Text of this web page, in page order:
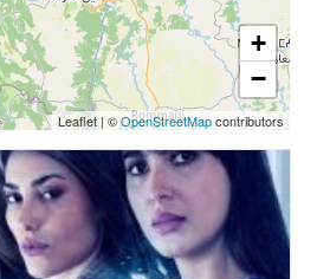
+
−
Leaflet | ©OpenStreetMapcontributors